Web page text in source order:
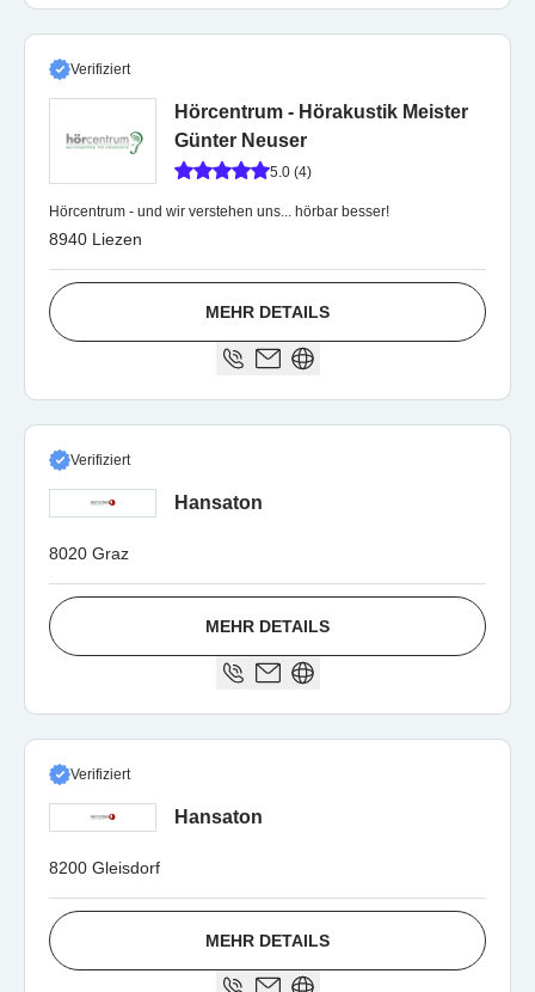
Verifiziert
Hörcentrum - Hörakustik Meister
Günter Neuser
5.0 (4)
Hörcentrum - und wir verstehen uns... hörbar besser!
8940 Liezen
MEHR DETAILS
Verifiziert
Hansaton
8020 Graz
MEHR DETAILS
Verifiziert
Hansaton
8200 Gleisdorf
MEHR DETAILS